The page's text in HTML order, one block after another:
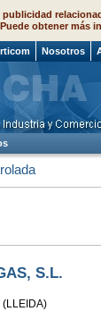
obtener más
Nosotros
S.L.